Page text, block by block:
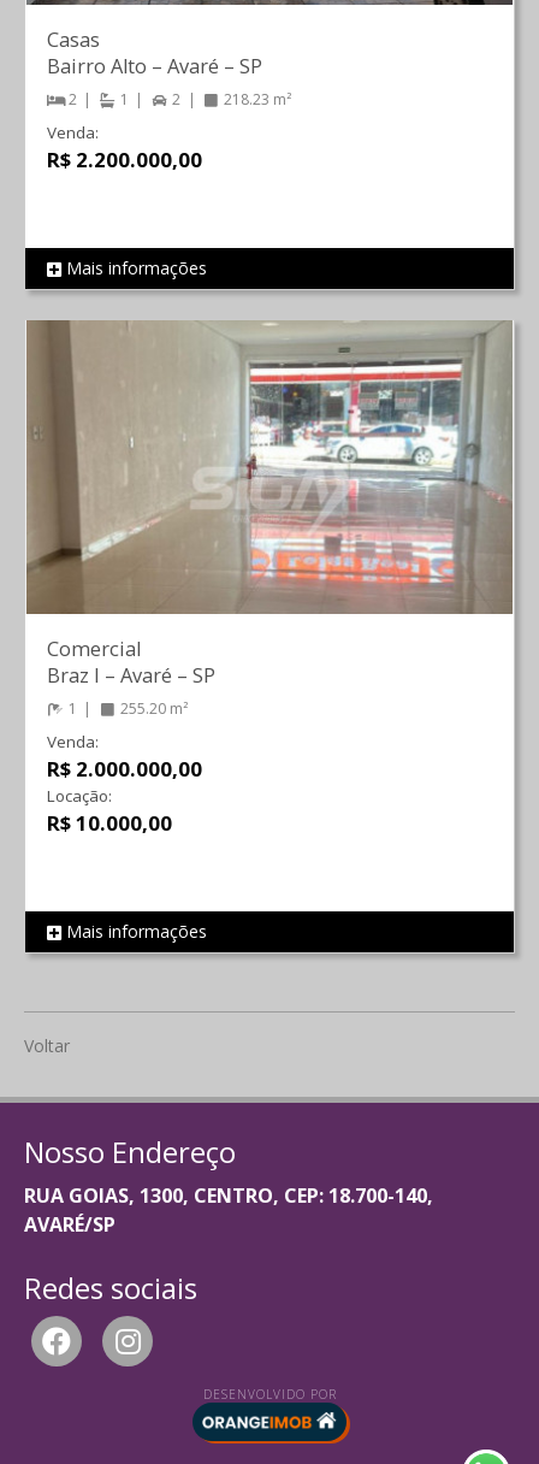
REF 1376
Casas
Bairro Alto – Avaré – SP
2 1 2 218.23 m²
Venda:
R$ 2.200.000,00
Mais informações
REF 2191
Comercial
Braz I – Avaré – SP
1 255.20 m²
Venda:
R$ 2.000.000,00
Locação:
R$ 10.000,00
Mais informações
Voltar
Nosso Endereço
RUA GOIAS, 1300, CENTRO, CEP: 18.700-140,
AVARÉ/SP
Redes sociais
DESENVOLVIDO POR